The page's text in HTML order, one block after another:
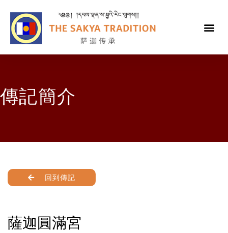
傳記簡介
回到傳記
薩迦圓滿宮